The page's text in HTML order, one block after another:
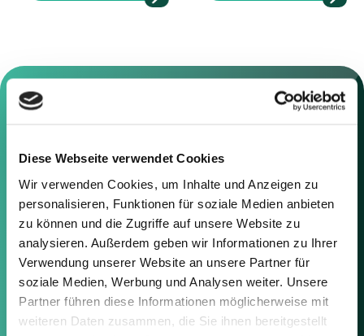
Diese Webseite verwendet Cookies
Wir verwenden Cookies, um Inhalte und Anzeigen zu
personalisieren, Funktionen für soziale Medien anbieten
zu können und die Zugriffe auf unsere Website zu
analysieren. Außerdem geben wir Informationen zu Ihrer
Verwendung unserer Website an unsere Partner für
soziale Medien, Werbung und Analysen weiter. Unsere
Partner führen diese Informationen möglicherweise mit
weiteren Daten zusammen, die Sie ihnen bereitgestellt
Kontaktieren Sie uns
Sie können sich gerne mit uns in
Verbindung setzen, indem Sie die
nachstehenden Informationen
oder das Formular auf der rechten
Seite verwenden.
Berlin
Frankfurt